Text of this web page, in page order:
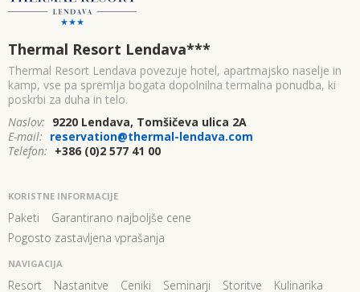
Thermal Resort Lendava***
Thermal Resort Lendava povezuje hotel, apartmajsko naselje in
kamp, vse pa spremlja bogata dopolnilna termalna ponudba, ki
poskrbi za duha in telo.
Naslov: 9220 Lendava, Tomšičeva ulica 2A
E-mail: reservation@thermal-lendava.com
Telefon: +386 (0)2 577 41 00
KORISTNE INFORMACIJE
Paketi
Garantirano najboljše cene
Pogosto zastavljena vprašanja
NAVIGACIJA
Resort Nastanitve Ceniki Seminarji Storitve Kulinarika